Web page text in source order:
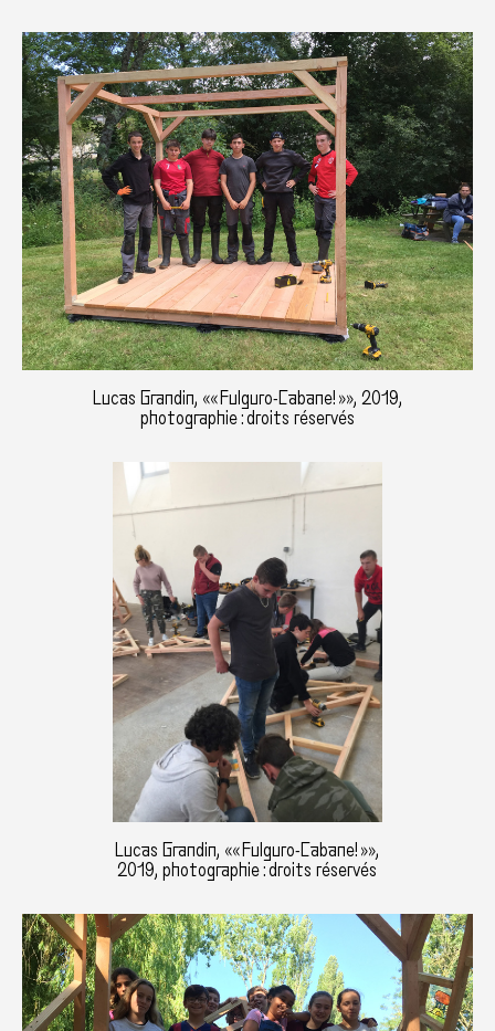
Lucas Grandin, «« Fulguro-Cabane! »», 2019,
photographie : droits réservés
Lucas Grandin, «« Fulguro-Cabane! »»,
2019, photographie : droits réservés